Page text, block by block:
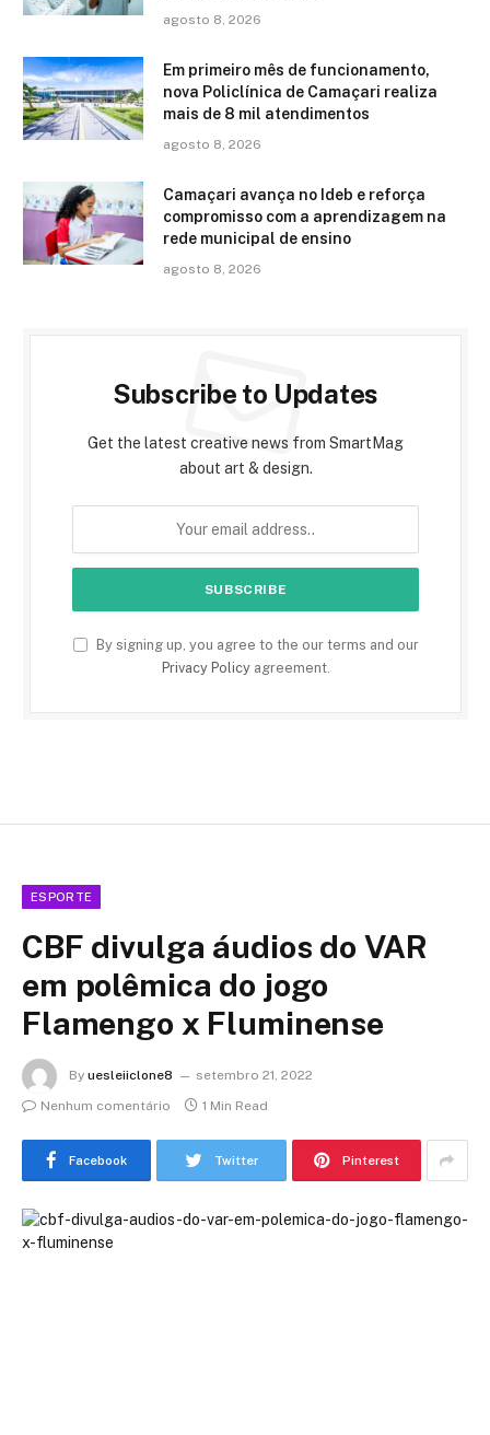
agosto 8, 2026
Em primeiro mês de funcionamento,
nova Policlínica de Camaçari realiza
mais de 8 mil atendimentos
agosto 8, 2026
Camaçari avança no Ideb e reforça
compromisso com a aprendizagem na
rede municipal de ensino
agosto 8, 2026
Subscribe to Updates
Get the latest creative news from SmartMag
about art & design.
By signing up, you agree to the our terms and our
Privacy Policyagreement.
ESPORTE
CBF divulga áudios do VAR
em polêmica do jogo
Flamengo x Fluminense
By uesleiiclone8
setembro 21, 2022
Nenhum comentário
1 Min Read
Facebook Twitter Pinterest